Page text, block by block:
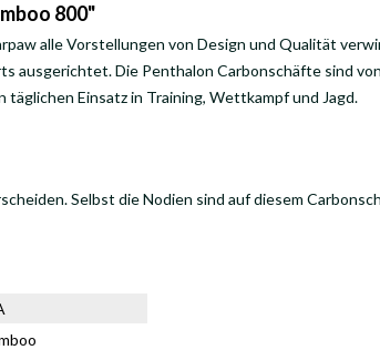
800"
alle Vorstellungen von Design und Qualität
ausgerichtet. Die Penthalon Carbonschäfte sind
Einsatz in Training, Wettkampf und Jagd.
Selbst die Nodien sind auf diesem